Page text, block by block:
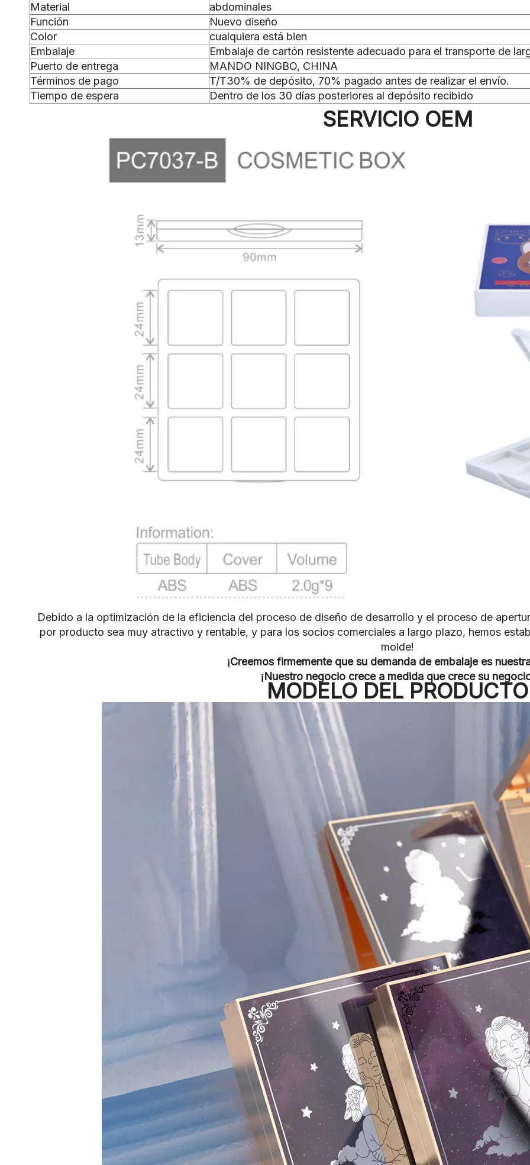
Material
abdominales
Función
Nuevo diseño
Color
cualquiera está bien
Embalaje
Embalaje de cartón resistente adecuado para el transporte de
Puerto de entrega
MANDO NINGBO, CHINA
Términos de pago
T/T30% de depósito, 70% pagado antes de realizar el envío.
Tiempo de espera
Dentro de los 30 días posteriores al depósito recibido
SERVICIO OEM
Debido a la optimización de la eficiencia del proceso de diseño de desarrollo y el proceso de
por producto sea muy atractivo y rentable, y para los socios comerciales a largo plazo, hemos
molde!
¡Creemos firmemente que su demanda de embalaje es
¡Nuestro negocio crece a medida que crece su
MODELO DEL PRODUCTO